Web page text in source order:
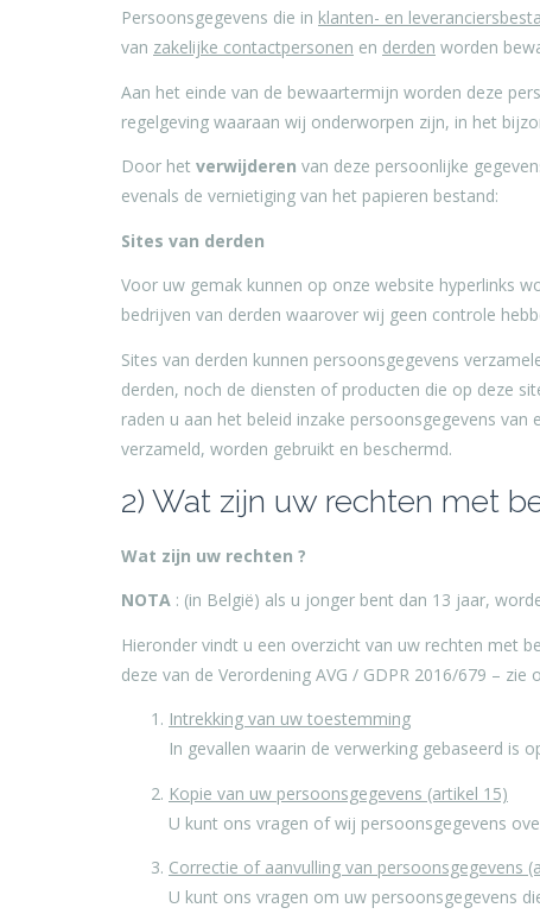
Persoonsgegevens die in klanten- en
van zakelijke contactpersonen en derden worden
Aan het einde van de bewaartermijn worden deze
regelgeving waaraan wij onderworpen zijn, in het
Door het verwijderen van deze persoonlijke
evenals de vernietiging van het papieren bestand:
Sites van derden
Voor uw gemak kunnen op onze website hyperlinks
bedrijven van derden waarover wij geen controle
Sites van derden kunnen persoonsgegevens
derden, noch de diensten of producten die op deze
raden u aan het beleid inzake persoonsgegevens
verzameld, worden gebruikt en beschermd.
2) Wat zijn uw rechten met
Wat zijn uw rechten ?
NOTA : (in België) als u jonger bent dan 13 jaar,
Hieronder vindt u een overzicht van uw rechten met
deze van de Verordening AVG / GDPR 2016/679 – zie
Intrekking van uw toestemming
In gevallen waarin de verwerking gebaseerd is
Kopie van uw persoonsgegevens (artikel 15)
U kunt ons vragen of wij persoonsgegevens
Correctie of aanvulling van persoonsgegevens
U kunt ons vragen om uw persoonsgegevens